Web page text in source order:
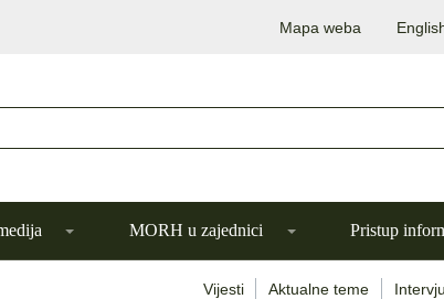
Mapa weba
MORH u zajednici Pristup
Vijesti Aktualne teme